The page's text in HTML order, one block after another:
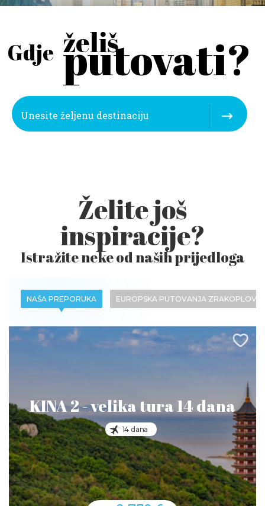
Gdje želiš
putovati?
Želite još
inspiracije?
Istražite neke od naših prijedloga
NAŠA PREPORUKA EUROPSKA PUTOVANJA
KINA 2 - velika tura 14 dana
14 dana